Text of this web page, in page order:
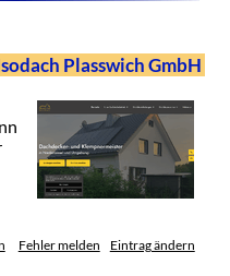
Plasswich GmbH
Fehler melden Eintrag ändern